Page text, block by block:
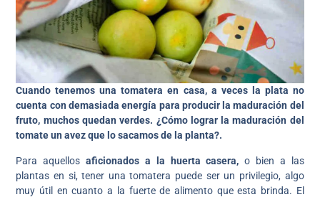
Cuando tenemos una tomatera en casa, a veces la plata no
cuenta con demasiada energía para producir la maduración del
fruto, muchos quedan verdes. ¿Cómo lograr la maduración del
tomate un avez que lo sacamos de la planta?.
Para aquellosaficionados a la huerta casera, o bien a las
plantas en si, tener una tomatera puede ser un privilegio, algo
muy útil en cuanto a la fuerte de alimento que esta brinda. El